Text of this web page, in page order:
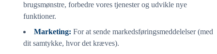
brugsmønstre, forbedre vores tjenester og udvikle nye
funktioner.
Marketing: For at sende markedsføringsmeddelelser (med
dit samtykke, hvor det kræves).